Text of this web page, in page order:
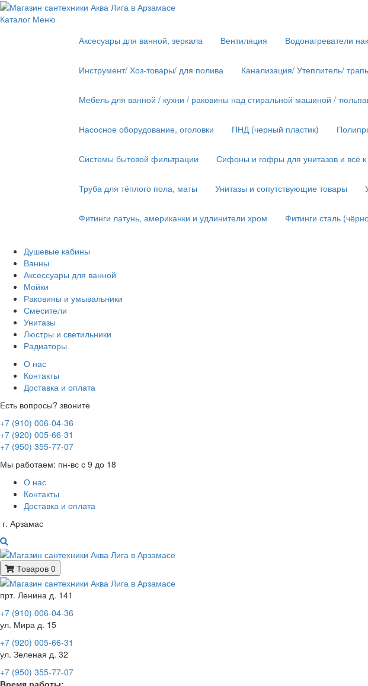
Каталог Меню
Аксесуары для ванной, зеркала
Вентиляция Водонагреватели
Инструмент/ Хоз-товары/ для полива Канализация/ Утеплитель/
Мебель для ванной / кухни / раковины над стиральной машиной /
Насосное оборудование, оголовки ПНД (черный пластик)
Системы бытовой фильтрации Сифоны и гофры для унитазов и всё
Труба для тёплого пола, маты Унитазы и сопутствующие товары
Фитинги латунь, американки и удлинители хром Фитинги сталь
Душевые кабины
Ванны
Аксессуары для ванной
Мойки
Раковины и умывальники
Смесители
Унитазы
Люстры и светильники
Радиаторы
О нас
Контакты
Доставка и оплата
Есть вопросы? звоните
+7 (910) 006-04-36
+7 (920) 005-66-31
+7 (950) 355-77-07
Мы работаем: пн-вс с 9 до 18
О нас
Контакты
Доставка и оплата
г. Арзамас
Товаров 0
прт. Ленина д. 141
+7 (910) 006-04-36
ул. Мира д. 15
+7 (920) 005-66-31
ул. Зеленая д. 32
+7 (950) 355-77-07
Время работы: